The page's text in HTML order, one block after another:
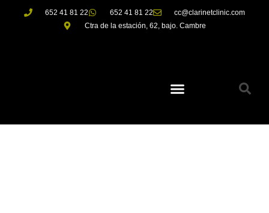
652 41 81 22 652 41 81 22
cc@clarinetclinic.com
Ctra de la estación, 62, bajo. Cambre